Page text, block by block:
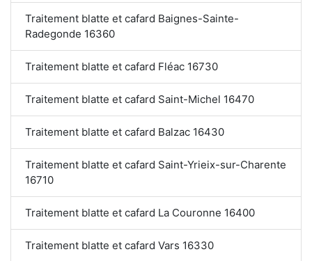
Traitement blatte et cafard Baignes-Sainte-
Radegonde 16360
Traitement blatte et cafard Fléac 16730
Traitement blatte et cafard Saint-Michel 16470
Traitement blatte et cafard Balzac 16430
Traitement blatte et cafard Saint-Yrieix-sur-Charente
16710
Traitement blatte et cafard La Couronne 16400
Traitement blatte et cafard Vars 16330